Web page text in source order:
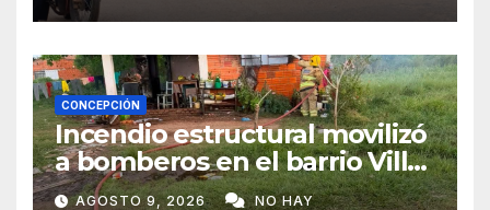
CONCEPCIÓN
Incendio estructural movilizó
a bomberos en el barrio Villa
Alta
AGOSTO 9, 2026 NO HAY